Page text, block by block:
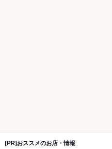
[PR]おススメのお店・情報